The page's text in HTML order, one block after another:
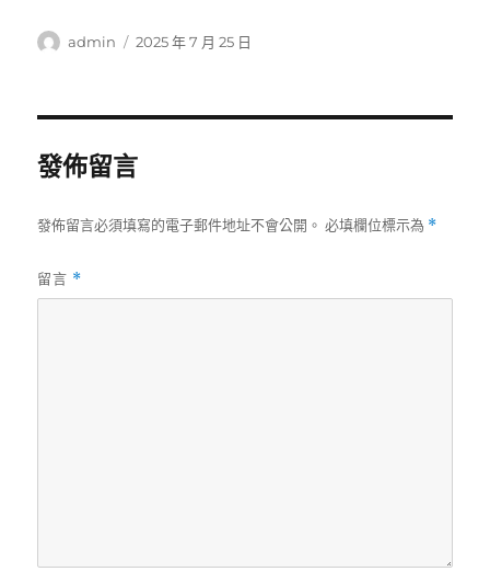
作
admin
發
2025 年 7 月 25 日
發佈留言
發佈留言必須填寫的電子郵件地址不會公開。 必填欄位標示為 *
留言 *